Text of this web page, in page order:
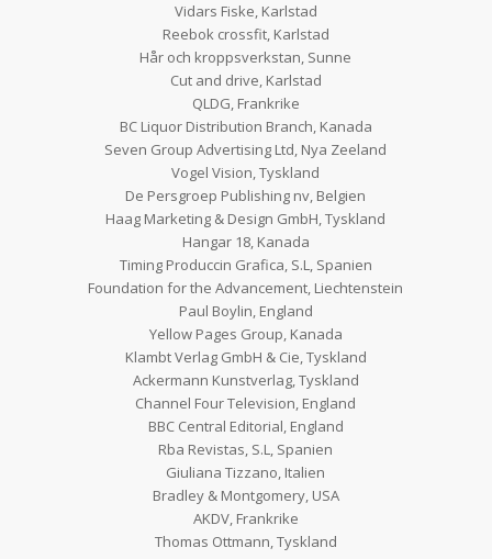
Vidars Fiske, Karlstad
Reebok crossfit, Karlstad
Hår och kroppsverkstan, Sunne
Cut and drive, Karlstad
QLDG, Frankrike
BC Liquor Distribution Branch, Kanada
Seven Group Advertising Ltd, Nya Zeeland
Vogel Vision, Tyskland
De Persgroep Publishing nv, Belgien
Haag Marketing & Design GmbH, Tyskland
Hangar 18, Kanada
Timing Produccin Grafica, S.L, Spanien
Foundation for the Advancement, Liechtenstein
Paul Boylin, England
Yellow Pages Group, Kanada
Klambt Verlag GmbH & Cie, Tyskland
Ackermann Kunstverlag, Tyskland
Channel Four Television, England
BBC Central Editorial, England
Rba Revistas, S.L, Spanien
Giuliana Tizzano, Italien
Bradley & Montgomery, USA
AKDV, Frankrike
Thomas Ottmann, Tyskland